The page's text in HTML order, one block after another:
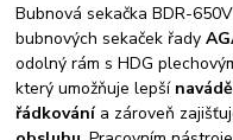
Bubnová sekačka BDR-
bubnových sekaček řady
odolný rám s HDG
který umožňuje lepší
řádkovánía zároveň